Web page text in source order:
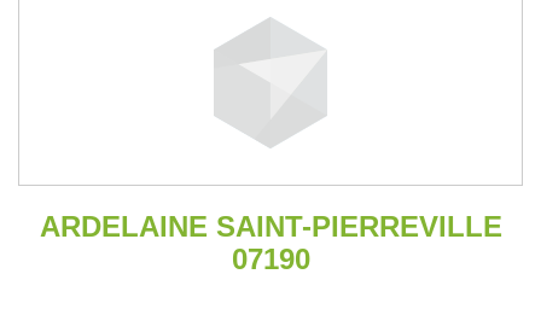
ARDELAINE SAINT-PIERREVILLE
07190